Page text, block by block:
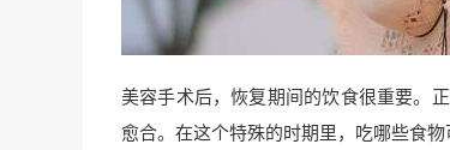
美容手术后，恢复期间的饮食很重要。
愈合。在这个特殊的时期里，吃哪些食物